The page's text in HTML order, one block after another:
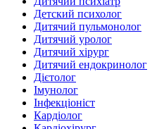
Детский психолог
Дитячий пульмонолог
Дитячий уролог
Дитячий хірург
Дитячий ендокринолог
Дієтолог
Імунолог
Інфекціоніст
Кардіолог